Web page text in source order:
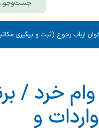
ارباب رجوع (ثبت و پیگیری
خرد /
و